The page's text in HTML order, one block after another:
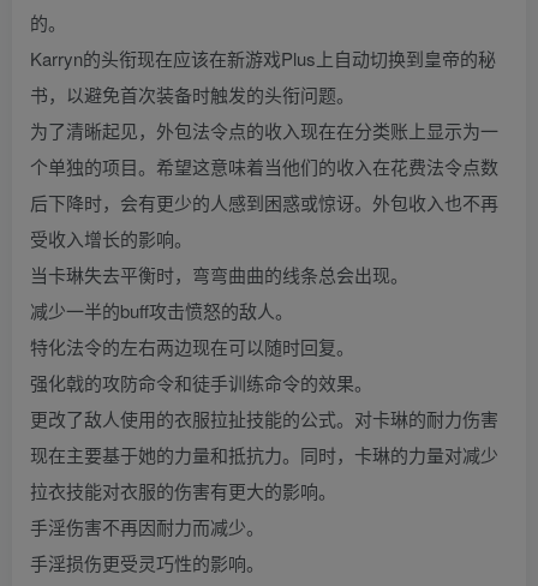
的。
Karryn的头衔现在应该在新游戏Plus上自动切换到皇帝的秘
书，以避免首次装备时触发的头衔问题。
为了清晰起见，外包法令点的收入现在在分类账上显示为一
个单独的项目。希望这意味着当他们的收入在花费法令点数
后下降时，会有更少的人感到困惑或惊讶。外包收入也不再
受收入增长的影响。
当卡琳失去平衡时，弯弯曲曲的线条总会出现。
减少一半的buff攻击愤怒的敌人。
特化法令的左右两边现在可以随时回复。
强化戟的攻防命令和徒手训练命令的效果。
更改了敌人使用的衣服拉扯技能的公式。对卡琳的耐力伤害
现在主要基于她的力量和抵抗力。同时，卡琳的力量对减少
拉衣技能对衣服的伤害有更大的影响。
手淫伤害不再因耐力而减少。
手淫损伤更受灵巧性的影响。